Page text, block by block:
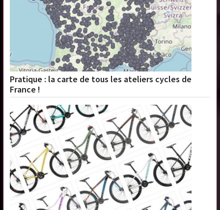
Pratique : la carte de tous les ateliers cycles de
France !